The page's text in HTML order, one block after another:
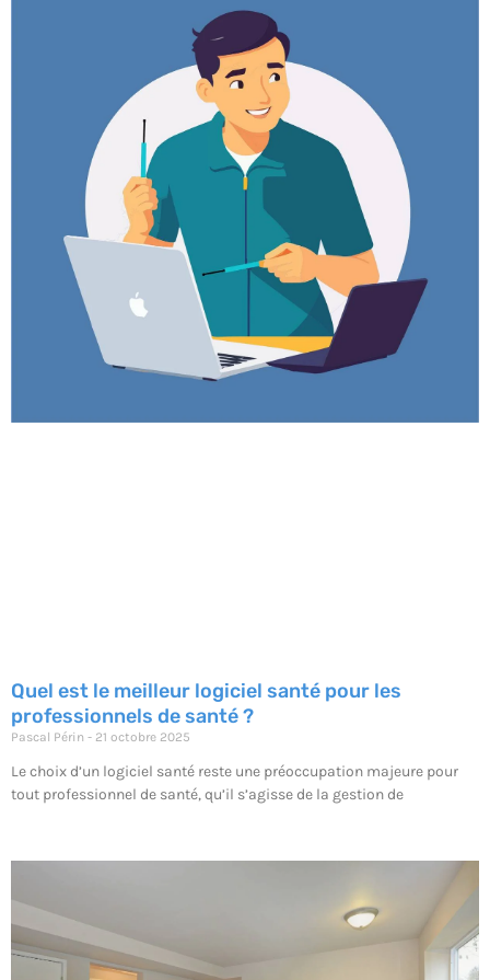
Quel est le meilleur logiciel santé pour les
professionnels de santé ?
Pascal Périn 21 octobre 2025
Le choix d’un logiciel santé reste une préoccupation majeure pour
tout professionnel de santé, qu’il s’agisse de la gestion de